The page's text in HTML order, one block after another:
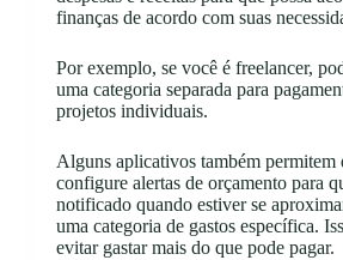
finanças de acordo com suas
Por exemplo, se você é freelancer,
uma categoria separada para
projetos individuais.
Alguns aplicativos também permitem
configure alertas de orçamento para
notificado quando estiver se
uma categoria de gastos específica.
evitar gastar mais do que pode pagar.